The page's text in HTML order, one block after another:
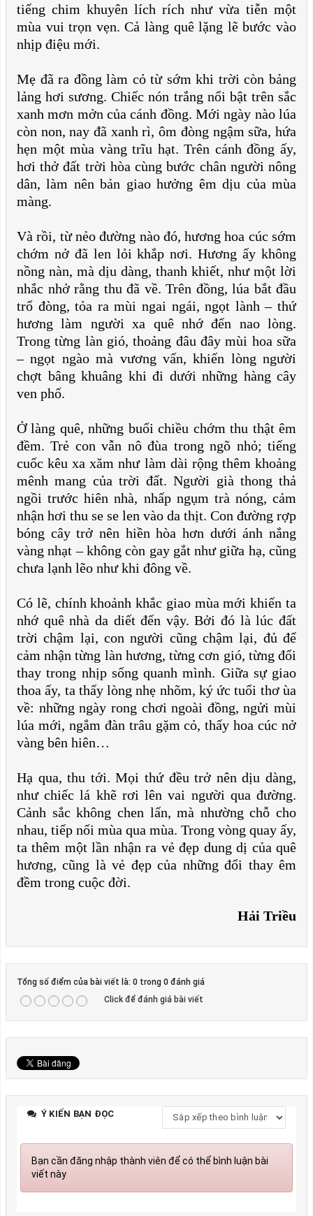
tiếng chim khuyên lích rích như vừa tiễn một
mùa vui trọn vẹn. Cả làng quê lặng lẽ bước vào
nhịp điệu mới.
Mẹ đã ra đồng làm cỏ từ sớm khi trời còn bảng
lảng hơi sương. Chiếc nón trắng nổi bật trên sắc
xanh mơn mởn của cánh đồng. Mới ngày nào lúa
còn non, nay đã xanh rì, ôm đòng ngậm sữa, hứa
hẹn một mùa vàng trĩu hạt. Trên cánh đồng ấy,
hơi thở đất trời hòa cùng bước chân người nông
dân, làm nên bản giao hưởng êm dịu của mùa
màng.
Và rồi, từ nẻo đường nào đó, hương hoa cúc sớm
chớm nở đã len lỏi khắp nơi. Hương ấy không
nồng nàn, mà dịu dàng, thanh khiết, như một lời
nhắc nhở rằng thu đã về. Trên đồng, lúa bắt đầu
trổ đòng, tỏa ra mùi ngai ngái, ngọt lành – thứ
hương làm người xa quê nhớ đến nao lòng.
Trong từng làn gió, thoảng đâu đây mùi hoa sữa
– ngọt ngào mà vương vấn, khiến lòng người
chợt bâng khuâng khi đi dưới những hàng cây
ven phố.
Ở làng quê, những buổi chiều chớm thu thật êm
đềm. Trẻ con vẫn nô đùa trong ngõ nhỏ; tiếng
cuốc kêu xa xăm như làm dài rộng thêm khoảng
mênh mang của trời đất. Người già thong thả
ngồi trước hiên nhà, nhấp ngụm trà nóng, cảm
nhận hơi thu se se len vào da thịt. Con đường rợp
bóng cây trở nên hiền hòa hơn dưới ánh nắng
vàng nhạt – không còn gay gắt như giữa hạ, cũng
chưa lạnh lẽo như khi đông về.
Có lẽ, chính khoảnh khắc giao mùa mới khiến ta
nhớ quê nhà da diết đến vậy. Bởi đó là lúc đất
trời chậm lại, con người cũng chậm lại, đủ để
cảm nhận từng làn hương, từng cơn gió, từng đổi
thay trong nhịp sống quanh mình. Giữa sự giao
thoa ấy, ta thấy lòng nhẹ nhõm, ký ức tuổi thơ ùa
về: những ngày rong chơi ngoài đồng, ngửi mùi
lúa mới, ngắm đàn trâu gặm cỏ, thấy hoa cúc nở
vàng bên hiên…
Hạ qua, thu tới. Mọi thứ đều trở nên dịu dàng,
như chiếc lá khẽ rơi lên vai người qua đường.
Cảnh sắc không chen lấn, mà nhường chỗ cho
nhau, tiếp nối mùa qua mùa. Trong vòng quay ấy,
ta thêm một lần nhận ra vẻ đẹp dung dị của quê
hương, cũng là vẻ đẹp của những đổi thay êm
đềm trong cuộc đời.
Hải Triều
Tổng số điểm của bài viết là: 0 trong 0 đánh giá
Click để đánh giá bài viết
Ý KIẾN BẠN ĐỌC
Bạn cần đăng nhập thành viên để có thể bình luận bài
viết này